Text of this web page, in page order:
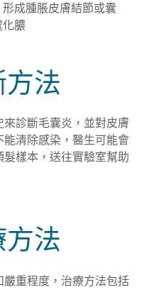
成腫脹皮膚結節或囊
化膿
法
診斷毛囊炎，並對皮膚
清除感染，醫生可能會
樣本，送往實驗室幫助
法
重程度，治療方法包括